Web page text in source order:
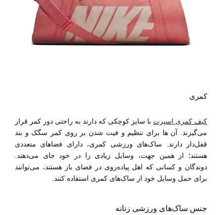
کمری
کیف کمری اسپرت با سایز کوچکی که دارند به راحتی دور کمر قرار
می‌گیرند. آن‌ ها برای تنظیم و فیت ‌شدن بر روی کمر سگک و بند
قفل‌دار دارند. ساک‌های ورزشی کمری، دارای فضاهای متعددی
هستند؛ از همین جهت، وسایل زیادی را در خود جای می‌دهند.
دوندگان و کسانی که اهل پیاده‌روی در فضای باز هستند، می‌توانند
برای حمل وسایل خود از ساک‌های کمری استفاده کنند.
جنس ساک‌های ورزشی زنانه